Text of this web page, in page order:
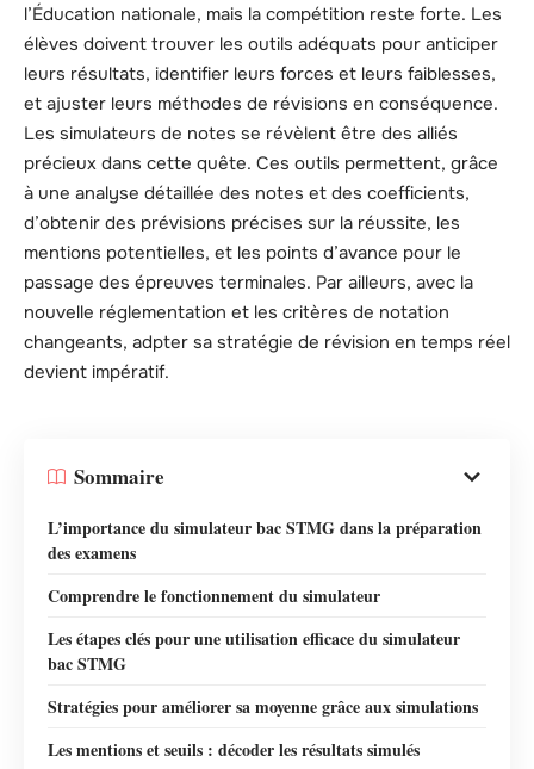
l’Éducation nationale, mais la compétition reste forte. Les
élèves doivent trouver les outils adéquats pour anticiper
leurs résultats, identifier leurs forces et leurs faiblesses,
et ajuster leurs méthodes de révisions en conséquence.
Les simulateurs de notes se révèlent être des alliés
précieux dans cette quête. Ces outils permettent, grâce
à une analyse détaillée des notes et des coefficients,
d’obtenir des prévisions précises sur la réussite, les
mentions potentielles, et les points d’avance pour le
passage des épreuves terminales. Par ailleurs, avec la
nouvelle réglementation et les critères de notation
changeants, adpter sa stratégie de révision en temps réel
devient impératif.
Sommaire
L’importance du simulateur bac STMG dans la préparation
des examens
Comprendre le fonctionnement du simulateur
Les étapes clés pour une utilisation efficace du simulateur
bac STMG
Stratégies pour améliorer sa moyenne grâce aux simulations
Les mentions et seuils : décoder les résultats simulés